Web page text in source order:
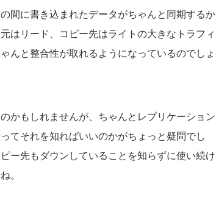
間に書き込まれたデータがちゃんと同期するか
はリード、コピー先はライトの大きなトラフィ
んと整合性が取れるようになっているのでしょ
かもしれませんが、ちゃんとレプリケーション
てそれを知ればいいのかがちょっと疑問でし
ー先もダウンしていることを知らずに使い続け
。